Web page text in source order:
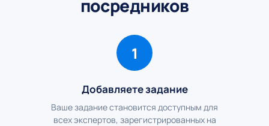
посредников
1
Добавляете задание
Ваше задание становится доступным для
всех экспертов, зарегистрированных на